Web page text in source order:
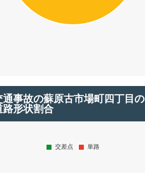
通事故の蘇原古市場町四丁目の
路形状割合